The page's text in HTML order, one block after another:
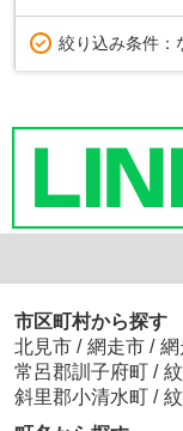
絞り込み条件：
市区町村から探す
北見市 / 網走市 / 網
常呂郡訓子府町 /
斜里郡小清水町 /